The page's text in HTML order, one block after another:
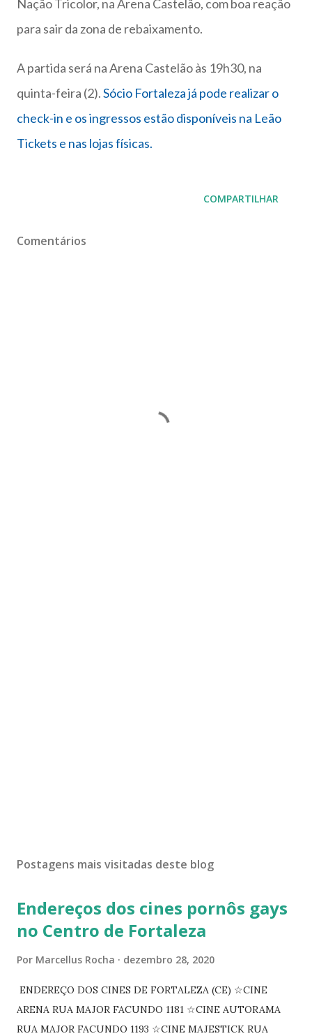
Nação Tricolor, na Arena Castelão, com boa reação
para sair da zona de rebaixamento.
A partida será na Arena Castelão às 19h30, na
quinta-feira (2).Sócio Fortaleza já pode realizar o
check-in e os ingressos estão disponíveis na Leão
Tickets e nas lojas físicas.
COMPARTILHAR
Comentários
Postagens mais visitadas deste blog
Endereços dos cines pornôs gays
no Centro de Fortaleza
Por Marcellus Rocha dezembro 28, 2020
ENDEREÇO DOS CINES DE FORTALEZA (CE) ☆CINE
ARENA RUA MAJOR FACUNDO 1181 ☆CINE AUTORAMA
RUA MAJOR FACUNDO 1193 ☆CINE MAJESTICK RUA